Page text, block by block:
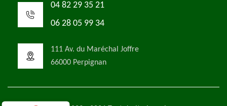
04 82 29 35 21
06 28 05 99 34
111 Av. du Maréchal Joffre
66000 Perpignan